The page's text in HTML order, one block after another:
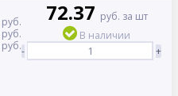
руб.
руб.
руб.
72.37 руб. за шт
В наличии
-
+